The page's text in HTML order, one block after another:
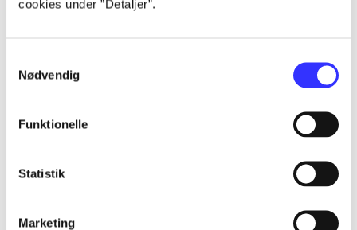
cookies under ”Detaljer”.
Nødvendig
Funktionelle
Statistik
Marketing
Alle registrerede artikler fordelt på udgivelser
...
...
...